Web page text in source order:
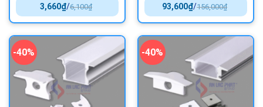
6,100₫
/
3,660₫ 156,000₫
/
93,600₫
-40% -40%